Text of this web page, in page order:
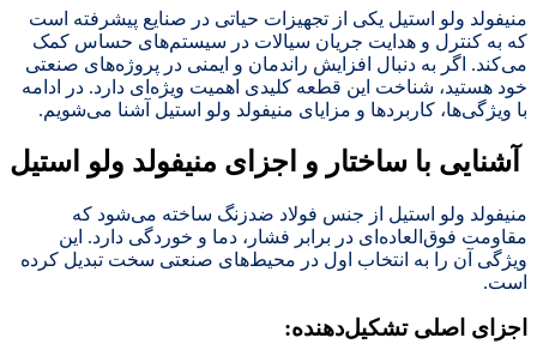
منیفولد ولو استیل یکی از تجهیزات حیاتی در صنایع پیشرفته است
که به کنترل و هدایت جریان سیالات در سیستم‌های حساس کمک
می‌کند. اگر به دنبال افزایش راندمان و ایمنی در پروژه‌های صنعتی
خود هستید، شناخت این قطعه کلیدی اهمیت ویژه‌ای دارد. در ادامه
با ویژگی‌ها، کاربردها و مزایای منیفولد ولو استیل آشنا می‌شویم.
آشنایی با ساختار و اجزای منیفولد ولو استیل
منیفولد ولو استیل از جنس فولاد ضدزنگ ساخته می‌شود که
مقاومت فوق‌العاده‌ای در برابر فشار، دما و خوردگی دارد. این
ویژگی آن را به انتخاب اول در محیط‌های صنعتی سخت تبدیل کرده
است.
اجزای اصلی تشکیل‌دهنده: